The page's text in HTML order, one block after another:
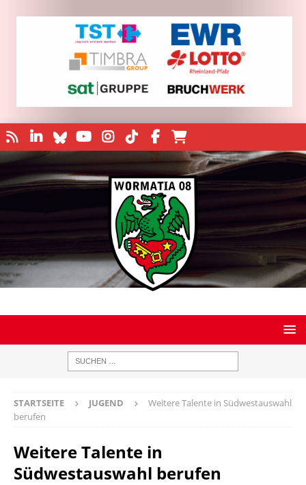
STARTSEITE JUGEND
Weitere Talente in Südwestauswahl
berufen
Weitere Talente in
Südwestauswahl berufen